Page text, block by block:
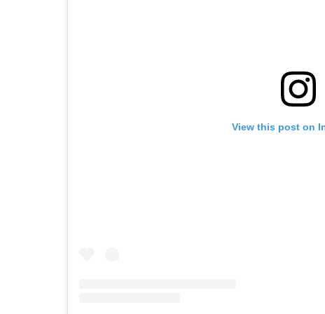
View this post on